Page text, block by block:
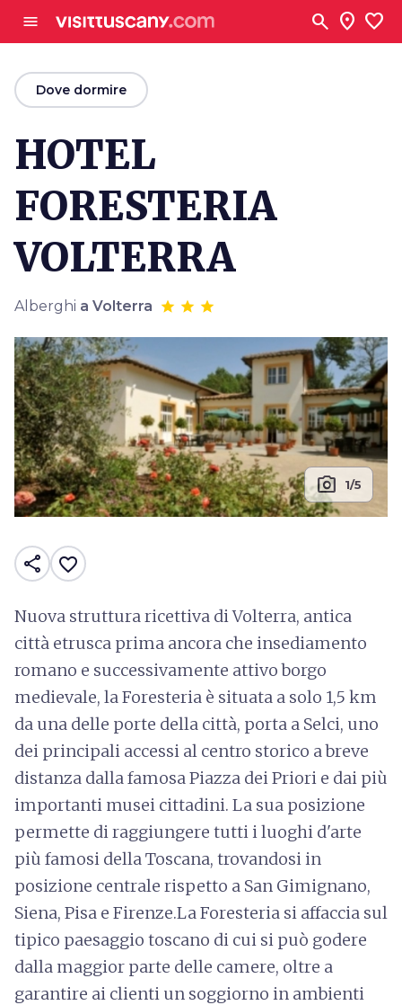
menu search location_on favorite
arrow_backDove dormire
HOTEL
FORESTERIA
VOLTERRA
Alberghi a Volterra
photo_camera 1/5
share favorite_border
Nuova struttura ricettiva di Volterra, antica
città etrusca prima ancora che insediamento
romano e successivamente attivo borgo
medievale, la Foresteria è situata a solo 1,5 km
da una delle porte della città, porta a Selci, uno
dei principali accessi al centro storico a breve
distanza dalla famosa Piazza dei Priori e dai più
importanti musei cittadini. La sua posizione
permette di raggiungere tutti i luoghi d'arte
più famosi della Toscana, trovandosi in
posizione centrale rispetto a San Gimignano,
Siena, Pisa e Firenze.La Foresteria si affaccia sul
tipico paesaggio toscano di cui si può godere
dalla maggior parte delle camere, oltre a
garantire ai clienti un soggiorno in ambienti